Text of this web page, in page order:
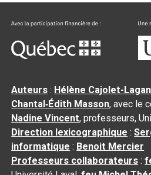
Auteurs : Hélène Cajolet-
Chantal‑Édith Masson, avec le
Nadine Vincent, professeurs,
Direction lexicographique :
informatique : Benoit Mercier
Professeurs collaborateurs :